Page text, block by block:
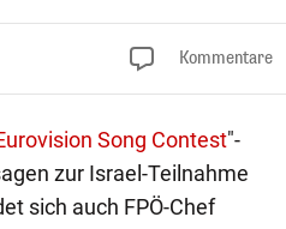
Kommentare
Song Contest"-
zur Israel-Teilnahme
sich auch FPÖ-Chef